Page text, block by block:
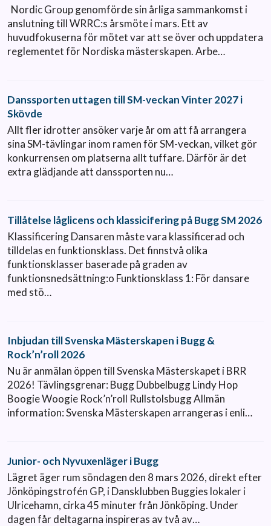
Nordic Group genomförde sin årliga sammankomst i
anslutning till WRRC:s årsmöte i mars. Ett av
huvudfokuserna för mötet var att se över och uppdatera
reglementet för Nordiska mästerskapen. Arbe…
Danssporten uttagen till SM-veckan Vinter 2027 i
Skövde
Allt fler idrotter ansöker varje år om att få arrangera
sina SM-tävlingar inom ramen för SM-veckan, vilket gör
konkurrensen om platserna allt tuffare. Därför är det
extra glädjande att danssporten nu…
Tillåtelse låglicens och klassicifering på Bugg SM 2026
Klassificering Dansaren måste vara klassificerad och
tilldelas en funktionsklass. Det finnstvå olika
funktionsklasser baserade på graden av
funktionsnedsättning:o Funktionsklass 1: För dansare
med stö…
Inbjudan till Svenska Mästerskapen i Bugg &
Rock’n’roll 2026
Nu är anmälan öppen till Svenska Mästerskapet i BRR
2026! Tävlingsgrenar: Bugg Dubbelbugg Lindy Hop
Boogie Woogie Rock’n’roll Rullstolsbugg Allmän
information: Svenska Mästerskapen arrangeras i enli…
Junior- och Nyvuxenläger i Bugg
Lägret äger rum söndagen den 8 mars 2026, direkt efter
Jönköpingstrofén GP, i Dansklubben Buggies lokaler i
Ulricehamn, cirka 45 minuter från Jönköping. Under
dagen får deltagarna inspireras av två av…